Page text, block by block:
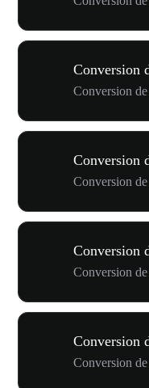
Conversion
Conversion
Conversion
Conversion
Conversion
Conversion
Conversion
Conversion